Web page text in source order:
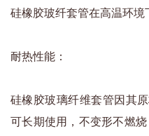
硅橡胶玻纤套管在高温环境
耐热性能：
硅橡胶玻璃纤维套管因其
可长期使用，不变形不燃